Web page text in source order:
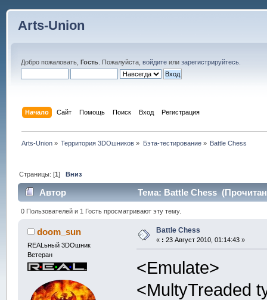
Arts-Union
Добро пожаловать, Гость. Пожалуйста, войдитеили зарегистрируйтесь.
Начало Сайт Помощь Поиск Вход Регистрация
Arts-Union » Территория 3DOшников » Бэта-тестирование» Battle Chess
Страницы: [1]Вниз
Автор Тема: Battle Chess
0 Пользователей и 1 Гость просматривают эту тему.
doom_sun
REALьный 3DOшник
Ветеран
Battle Chess
« : 23 Август 2010, 01:14:43 »
<Emulate>
<MultyTreaded